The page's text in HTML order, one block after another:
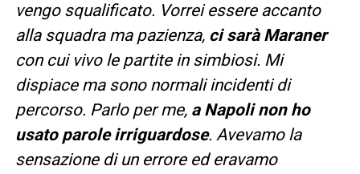
vengo squalificato. Vorrei essere accanto
alla squadra ma pazienza, ci sarà Maraner
con cui vivo le partite in simbiosi. Mi
dispiace ma sono normali incidenti di
percorso. Parlo per me, a Napoli non ho
usato parole irriguardose. Avevamo la
sensazione di un errore ed eravamo